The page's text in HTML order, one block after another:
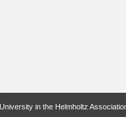
in the Helmholtz